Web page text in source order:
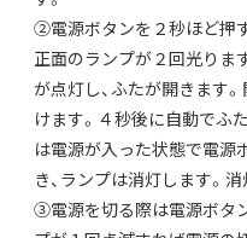
②電源ボタンを２秒ほど押
正面のランプが２回光りま
が点灯し、ふたが開きます
けます。４秒後に自動でふ
は電源が入った状態で電源
き、ランプは消灯します。
③電源を切る際は電源ボタ